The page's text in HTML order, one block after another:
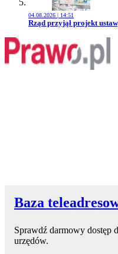
04.08.2026 | 14:51
Przejdź do artykułu:
Rząd przyjął projekt
Baza
Sprawdź darmowy dostęp
urzędów.